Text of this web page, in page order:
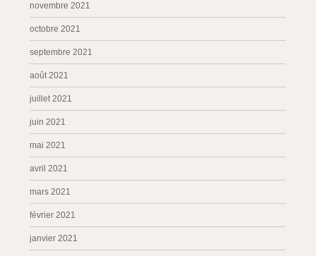
novembre 2021
octobre 2021
septembre 2021
août 2021
juillet 2021
juin 2021
mai 2021
avril 2021
mars 2021
février 2021
janvier 2021